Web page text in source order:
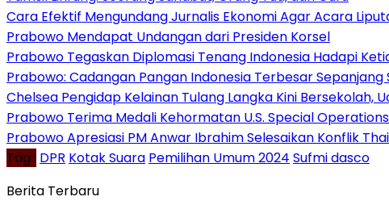
Cara Efektif Mengundang Jurnalis Ekonomi Agar Acara
Prabowo Mendapat Undangan dari Presiden Korsel
Prabowo Tegaskan Diplomasi Tenang Indonesia Hadapi
Prabowo: Cadangan Pangan Indonesia Terbesar Sepanjang
Chelsea Pengidap Kelainan Tulang Langka Kini Bersekolah,
Prabowo Terima Medali Kehormatan U.S. Special
Prabowo Apresiasi PM Anwar Ibrahim Selesaikan Konflik
Tag : DPR Kotak Suara Pemilihan Umum 2024 Sufmi dasco
Berita Terbaru